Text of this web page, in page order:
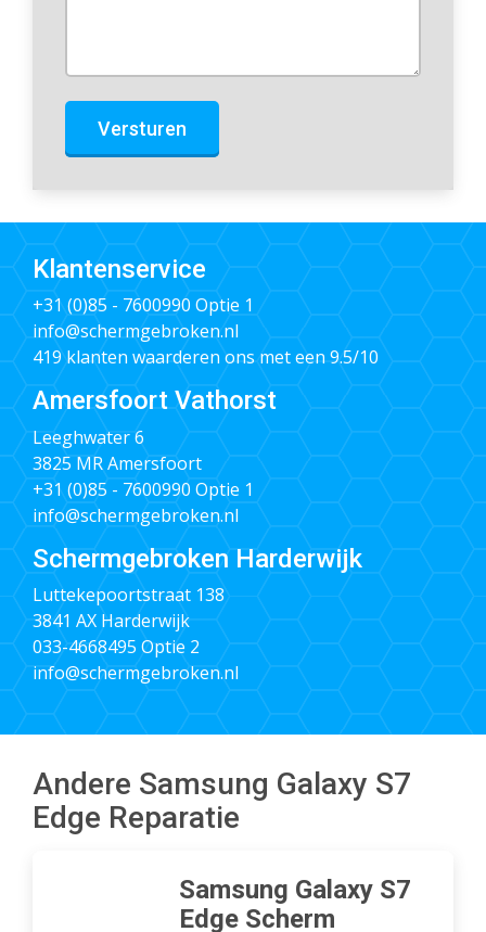
Versturen
Klantenservice
+31 (0)85 - 7600990 Optie 1
info@schermgebroken.nl
419 klanten waarderen ons met een 9.5/10
Amersfoort Vathorst
Leeghwater 6
3825 MR Amersfoort
+31 (0)85 - 7600990 Optie 1
info@schermgebroken.nl
Schermgebroken Harderwijk
Luttekepoortstraat 138
3841 AX Harderwijk
033-4668495 Optie 2
info@schermgebroken.nl
Andere Samsung Galaxy S7
Edge Reparatie
Samsung Galaxy S7
Edge Scherm